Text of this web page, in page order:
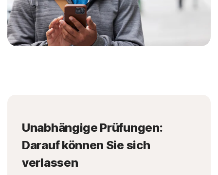
Unabhängige Prüfungen:
Darauf können Sie sich
verlassen